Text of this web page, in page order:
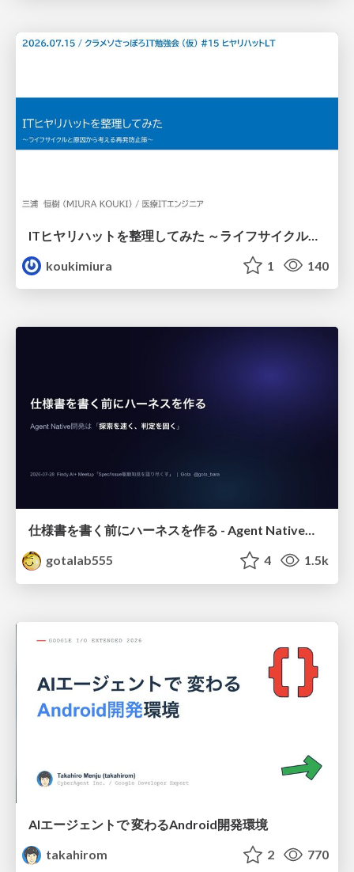
ITヒヤリハットを整理してみた ～ライフサイクルと原因から考える再発防止策～
koukimiura
1 140
仕様書を書く前にハーネスを作る - Agent Native開発は「探索を速く、判定を固く」
gotalab555
4 1.5k
AIエージェントで 変わるAndroid開発環境
takahirom
2 770